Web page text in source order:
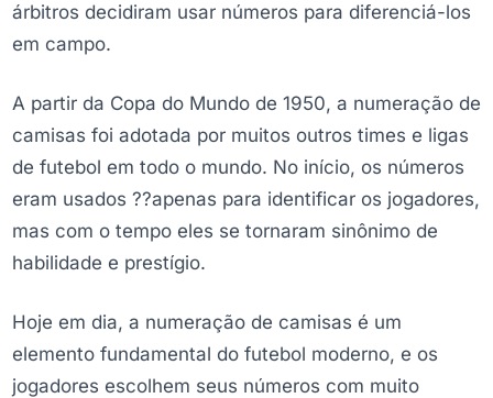
árbitros decidiram usar números para diferenciá-los
em campo.
A partir da Copa do Mundo de 1950, a numeração de
camisas foi adotada por muitos outros times e ligas
de futebol em todo o mundo. No início, os números
eram usados ??apenas para identificar os jogadores,
mas com o tempo eles se tornaram sinônimo de
habilidade e prestígio.
Hoje em dia, a numeração de camisas é um
elemento fundamental do futebol moderno, e os
jogadores escolhem seus números com muito